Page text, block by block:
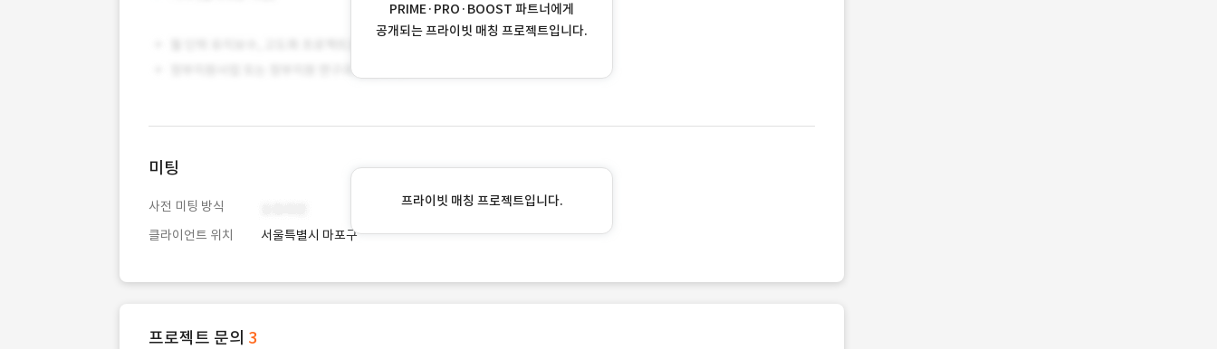
PRIME·PRO·BOOST 파트너에게
공개되는 프라이빗 매칭 프로젝트입니다.
프라이빗 매칭 프로젝트입니다.
미팅
사전 미팅 방식
클라이언트 위치
서울특별시 마포구
프로젝트 문의 3